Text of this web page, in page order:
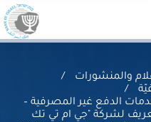
والمنشورات
الدفع غير المصرفية –
لشركة "جي ام تي تك